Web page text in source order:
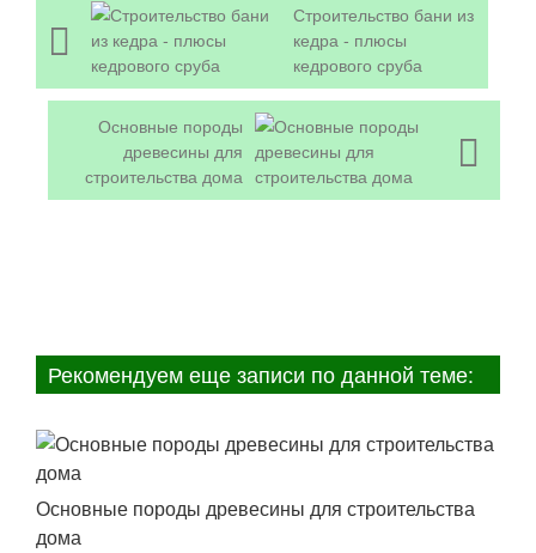
Строительство бани из
кедра - плюсы
кедрового сруба
Основные породы
древесины для
строительства дома
Рекомендуем еще записи по данной теме:
Основные породы древесины для строительства
дома